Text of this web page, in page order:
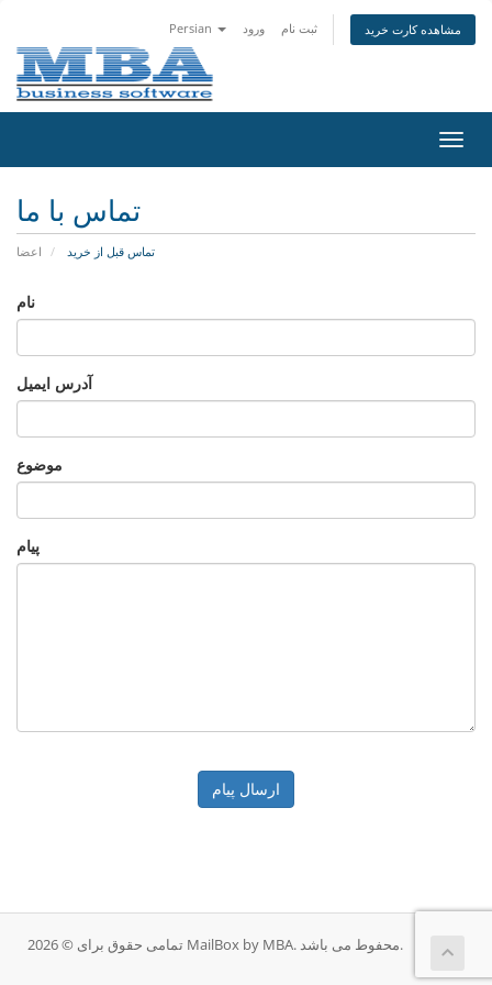
Persian ورود ثبت نام مشاهده کارت خرید
تغییر
تماس با ما
اعضا تماس قبل از خرید
نام
آدرس ایمیل
موضوع
پیام
ارسال پیام
تمامی حقوق برای © 2026 MailBox by MBA. محفوط می باشد.